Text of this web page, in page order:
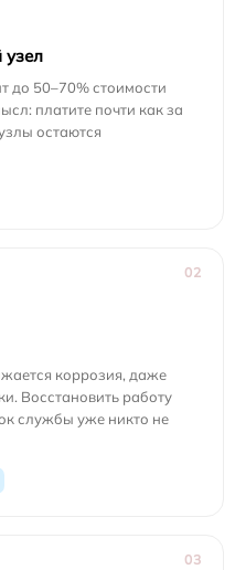
узел
до 50–70% стоимости
платите почти как за
остаются
02
коррозия, даже
Восстановить работу
службы уже никто не
03